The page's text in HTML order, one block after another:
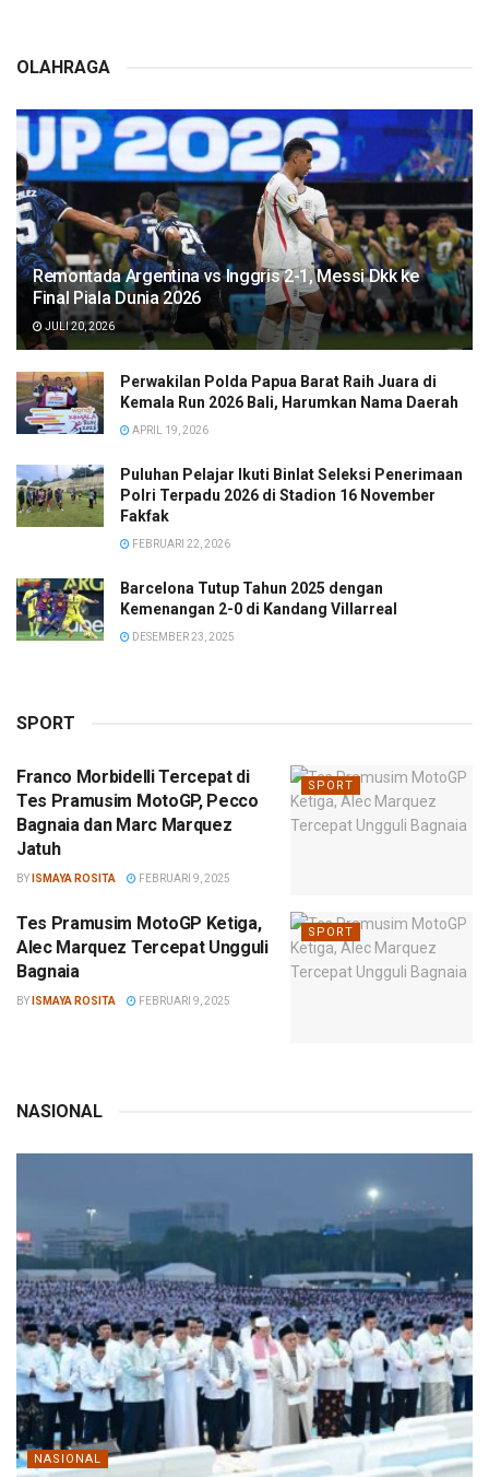
OLAHRAGA
Remontada Argentina vs Inggris 2-1, Messi Dkk ke
Final Piala Dunia 2026
JULI 20, 2026
Perwakilan Polda Papua Barat Raih Juara di
Kemala Run 2026 Bali, Harumkan Nama Daerah
APRIL 19, 2026
Puluhan Pelajar Ikuti Binlat Seleksi Penerimaan
Polri Terpadu 2026 di Stadion 16 November
Fakfak
FEBRUARI 22, 2026
Barcelona Tutup Tahun 2025 dengan
Kemenangan 2-0 di Kandang Villarreal
DESEMBER 23, 2025
SPORT
SPORT
Franco Morbidelli Tercepat di
Tes Pramusim MotoGP, Pecco
Bagnaia dan Marc Marquez
Jatuh
BY ISMAYA ROSITA FEBRUARI 9, 2025
SPORT
Tes Pramusim MotoGP Ketiga,
Alec Marquez Tercepat Ungguli
Bagnaia
BY ISMAYA ROSITA FEBRUARI 9, 2025
NASIONAL
NASIONAL